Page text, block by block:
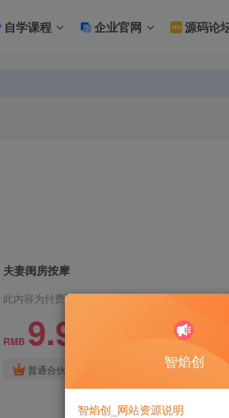
自学课程 企业官网 源码论
夫妻闺房按摩
此内容为付费资源，请付费后查看
RMB 9.9
普通合伙人 超级合伙人免费
智焰创
智焰创_网站资源说明